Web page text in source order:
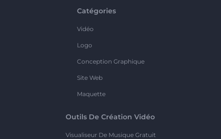
Catégories
Vidéo
Logo
Conception Graphique
Site Web
Maquette
Outils De Création Vidéo
Visualiseur De Musique Gratuit